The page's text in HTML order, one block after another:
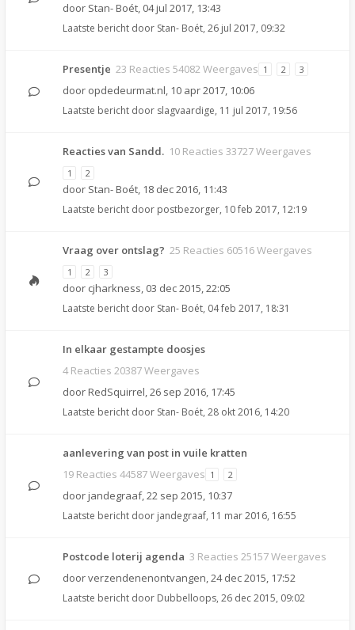
door Stan- Boét, 04 jul 2017, 13:43
Laatste bericht door Stan- Boét, 26 jul 2017, 09:32
Presentje 23 Reacties 54082 Weergaves 1 2 3
door opdedeurmat.nl, 10 apr 2017, 10:06
Laatste bericht door slagvaardige, 11 jul 2017, 19:56
Reacties van Sandd. 10 Reacties 33727 Weergaves
1 2
door Stan- Boét, 18 dec 2016, 11:43
Laatste bericht door postbezorger, 10 feb 2017, 12:19
Vraag over ontslag? 25 Reacties 60516 Weergaves
1 2 3
door cjharkness, 03 dec 2015, 22:05
Laatste bericht door Stan- Boét, 04 feb 2017, 18:31
In elkaar gestampte doosjes
4 Reacties 20387 Weergaves
door RedSquirrel,26 sep 2016, 17:45
Laatste bericht door Stan- Boét, 28 okt 2016, 14:20
aanlevering van post in vuile kratten
19 Reacties 44587 Weergaves 1 2
door jandegraaf,22 sep 2015, 10:37
Laatste bericht door jandegraaf, 11 mar 2016, 16:55
Postcode loterij agenda 3 Reacties 25157 Weergaves
doorverzendenenontvangen,24 dec 2015, 17:52
Laatste bericht door Dubbelloops, 26 dec 2015, 09:02